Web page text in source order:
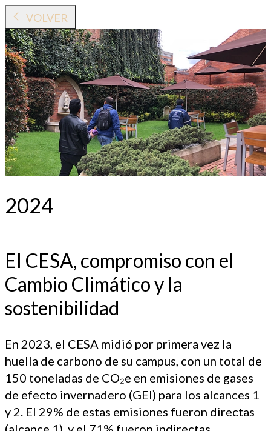
VOLVER
2024
El CESA, compromiso con el
Cambio Climático y la
sostenibilidad
En 2023, el CESA midió por primera vez la
huella de carbono de su campus, con un total de
150 toneladas de CO₂e en emisiones de gases
de efecto invernadero (GEI) para los alcances 1
y 2. El 29% de estas emisiones fueron directas